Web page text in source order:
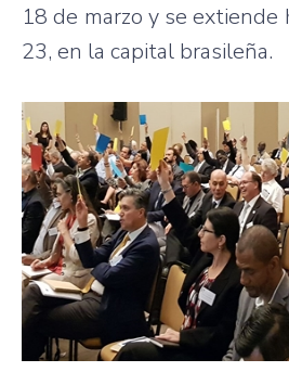
18 de marzo y se
23, en la capital brasileña.